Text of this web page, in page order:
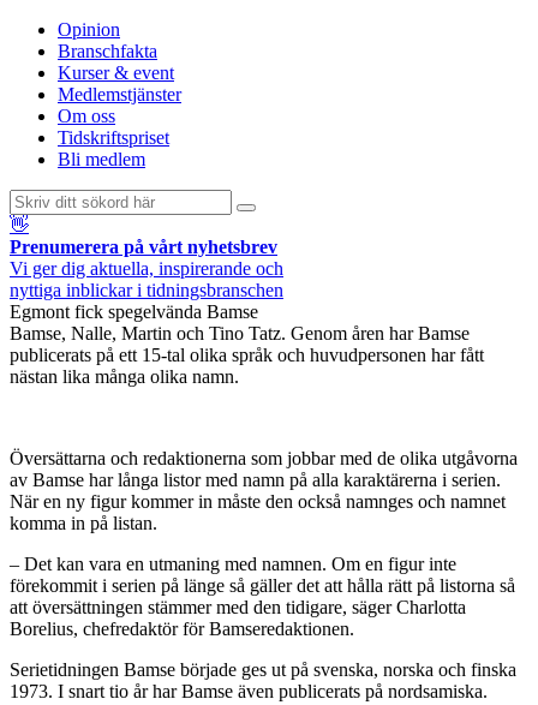
Opinion
Branschfakta
Kurser & event
Medlemstjänster
Om oss
Tidskriftspriset
Bli medlem
👋
Prenumerera på vårt nyhetsbrev
Vi ger dig aktuella, inspirerande och
nyttiga inblickar i tidningsbranschen
Egmont fick spegelvända Bamse
Bamse, Nalle, Martin och Tino Tatz. Genom åren har Bamse
publicerats på ett 15-tal olika språk och huvudpersonen har fått
nästan lika många olika namn.
Översättarna och redaktionerna som jobbar med de olika utgåvorna
av Bamse har långa listor med namn på alla karaktärerna i serien.
När en ny figur kommer in måste den också namnges och namnet
komma in på listan.
– Det kan vara en utmaning med namnen. Om en figur inte
förekommit i serien på länge så gäller det att hålla rätt på listorna så
att översättningen stämmer med den tidigare, säger Charlotta
Borelius, chefredaktör för Bamseredaktionen.
Serietidningen Bamse började ges ut på svenska, norska och finska
1973. I snart tio år har Bamse även publicerats på nordsamiska.